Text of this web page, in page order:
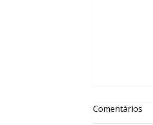
Comentários